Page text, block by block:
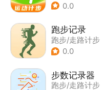
0.0
跑步记录
跑步/走路计步
0.0
步数记录器
跑步/走路计步